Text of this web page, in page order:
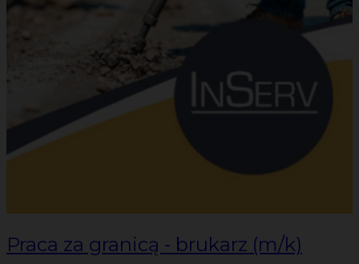
Praca za granicą - brukarz (m/k)